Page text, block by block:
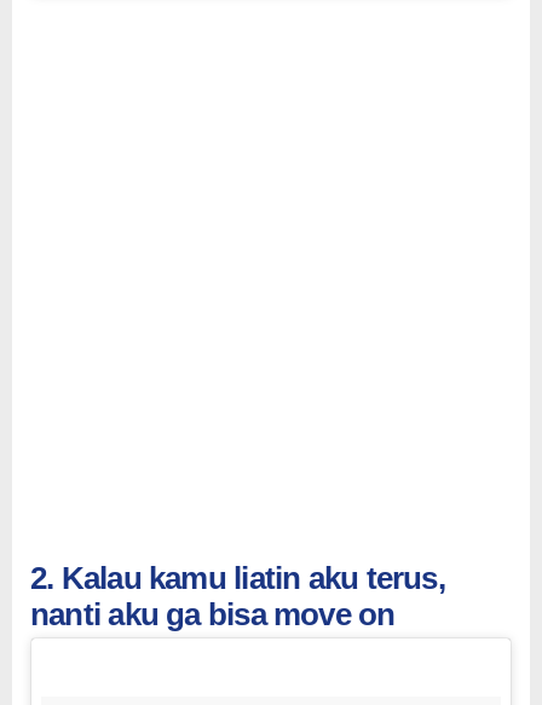
2. Kalau kamu liatin aku terus,
nanti aku ga bisa move on